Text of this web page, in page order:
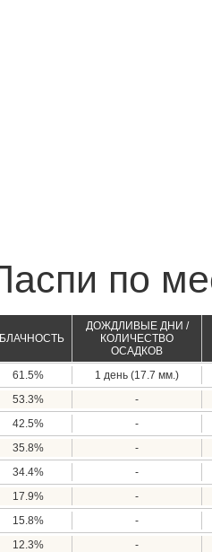
по
ДОЖДЛИВЫЕ ДНИ /
КОЛИЧЕСТВО
ОСАДКОВ
61.5%
1 день (17.7 мм.)
53.3%
-
42.5%
-
35.8%
-
34.4%
-
17.9%
-
15.8%
-
12.3%
-